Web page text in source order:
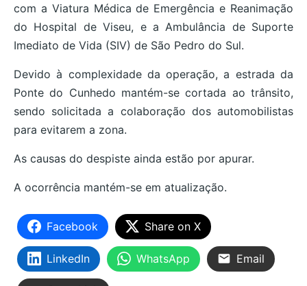
com a Viatura Médica de Emergência e Reanimação
do Hospital de Viseu, e a Ambulância de Suporte
Imediato de Vida (SIV) de São Pedro do Sul.
Devido à complexidade da operação, a estrada da
Ponte do Cunhedo mantém-se cortada ao trânsito,
sendo solicitada a colaboração dos automobilistas
para evitarem a zona.
As causas do despiste ainda estão por apurar.
A ocorrência mantém-se em atualização.
Facebook Share on X
LinkedIn WhatsApp Email